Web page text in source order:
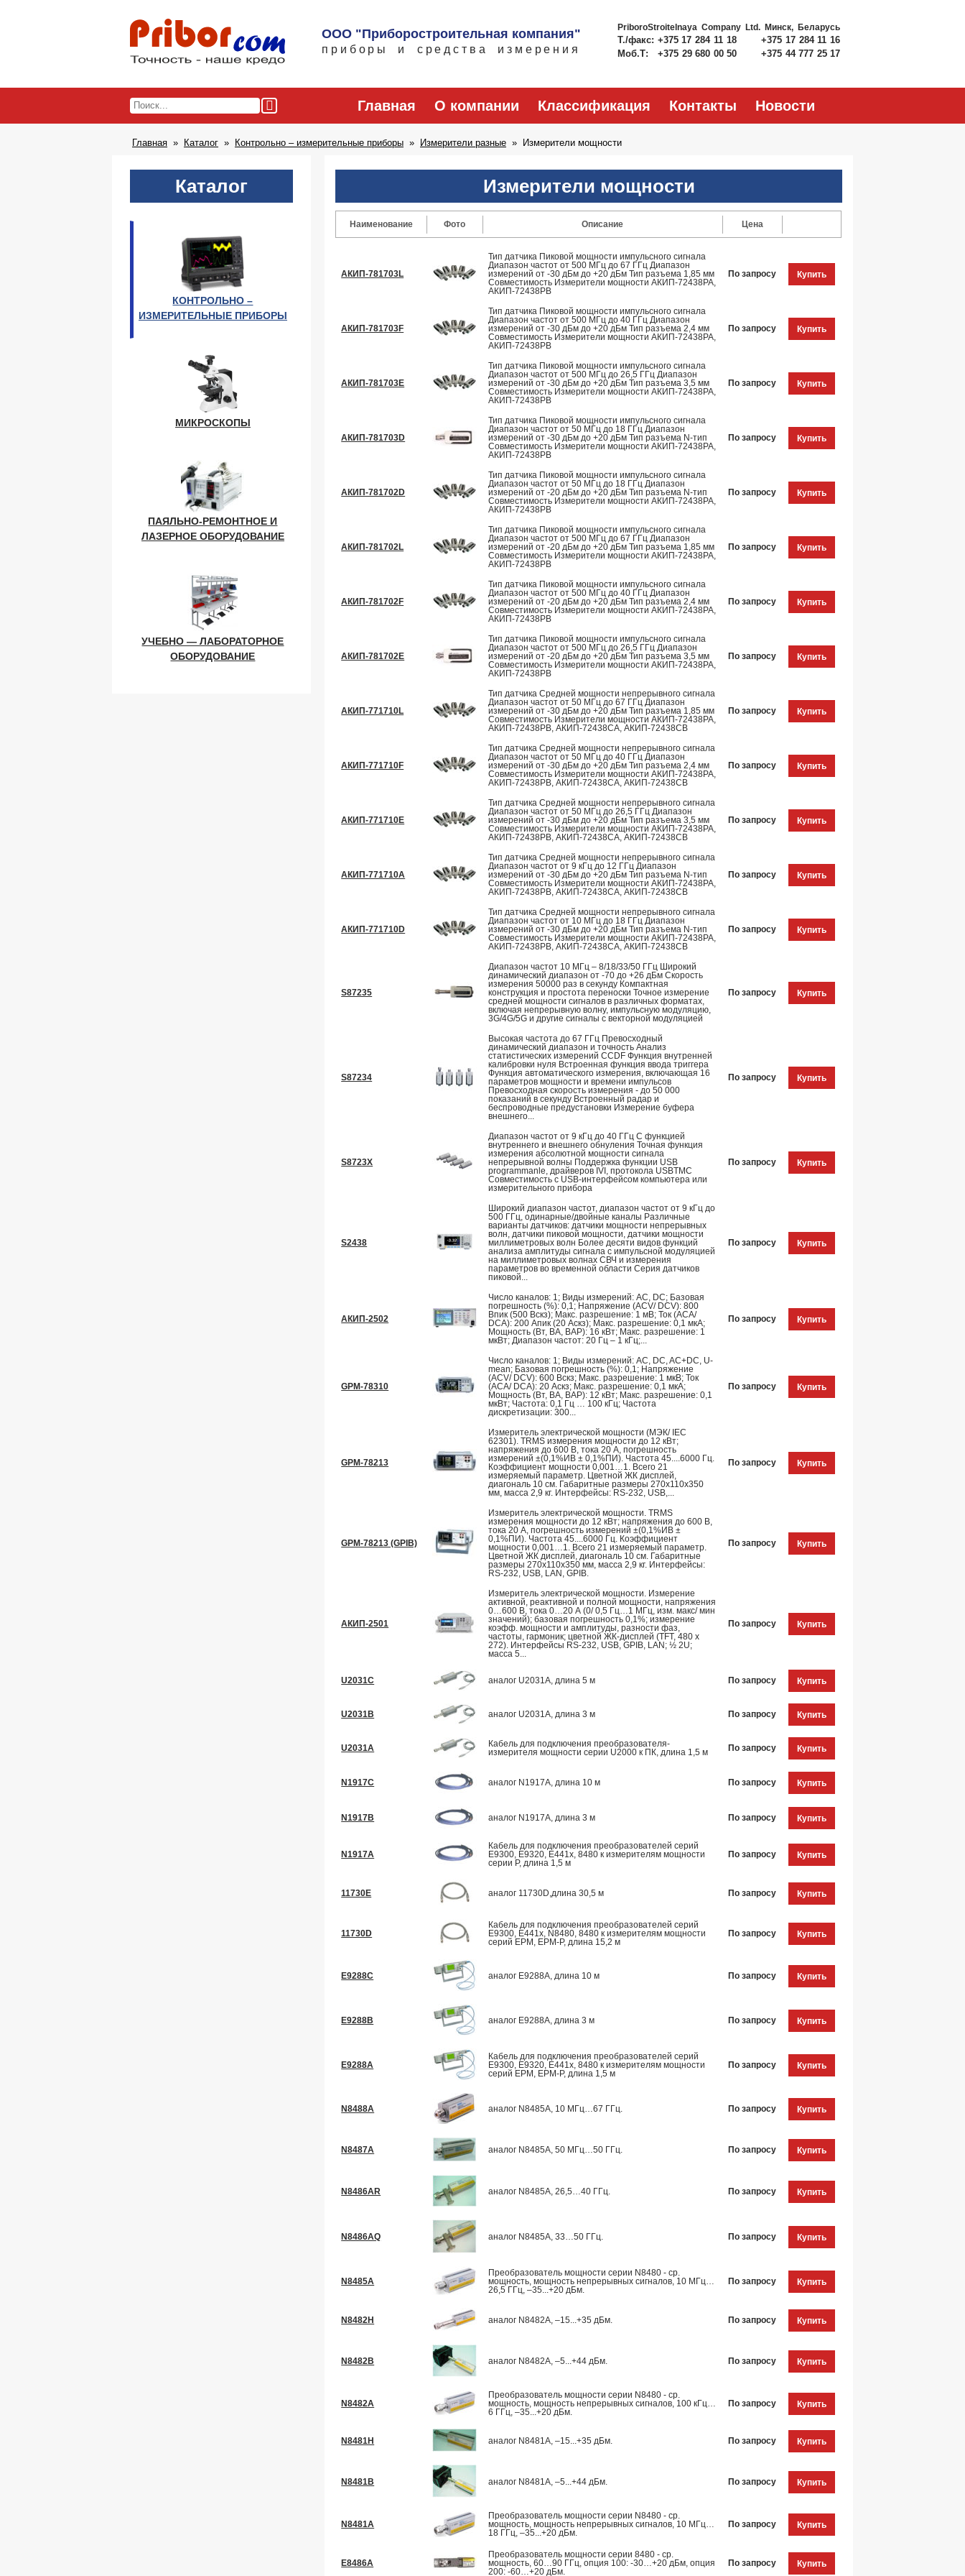
ООО "Приборостроительная компания"
приборы и средства измерения
PriboroStroitelnaya Company Ltd. Минск, Беларусь
Т./факс: +375 17 284 11 18
+375 17 284 11 16
Моб.Т:
+375 29 680 00 50 +375 44 777 25 17
Главная О компании Классификация Контакты Новости
Главная Каталог Контрольно – измерительные приборы Измерители разные Измерители мощности
Каталог
КОНТРОЛЬНО –
ИЗМЕРИТЕЛЬНЫЕ ПРИБОРЫ
МИКРОСКОПЫ
ПАЯЛЬНО-РЕМОНТНОЕ И
ЛАЗЕРНОЕ ОБОРУДОВАНИЕ
УЧЕБНО — ЛАБОРАТОРНОЕ
ОБОРУДОВАНИЕ
Измерители мощности
Наименование Фото Описание Цена
АКИП-781703L
Тип датчика Пиковой мощности импульсного сигнала
Диапазон частот от 500 МГц до 67 ГГц Диапазон
измерений от -30 дБм до +20 дБм Тип разъема 1,85 мм
Совместимость Измерители мощности АКИП-72438PA,
АКИП-72438PB
По запросу Купить
АКИП-781703F
Тип датчика Пиковой мощности импульсного сигнала
Диапазон частот от 500 МГц до 40 ГГц Диапазон
измерений от -30 дБм до +20 дБм Тип разъема 2,4 мм
Совместимость Измерители мощности АКИП-72438PA,
АКИП-72438PB
По запросу Купить
АКИП-781703E
Тип датчика Пиковой мощности импульсного сигнала
Диапазон частот от 500 МГц до 26,5 ГГц Диапазон
измерений от -30 дБм до +20 дБм Тип разъема 3,5 мм
Совместимость Измерители мощности АКИП-72438PA,
АКИП-72438PB
По запросу Купить
АКИП-781703D
Тип датчика Пиковой мощности импульсного сигнала
Диапазон частот от 50 МГц до 18 ГГц Диапазон
измерений от -30 дБм до +20 дБм Тип разъема N-тип
Совместимость Измерители мощности АКИП-72438PA,
АКИП-72438PB
По запросу Купить
АКИП-781702D
Тип датчика Пиковой мощности импульсного сигнала
Диапазон частот от 50 МГц до 18 ГГц Диапазон
измерений от -20 дБм до +20 дБм Тип разъема N-тип
Совместимость Измерители мощности АКИП-72438PA,
АКИП-72438PB
По запросу Купить
АКИП-781702L
Тип датчика Пиковой мощности импульсного сигнала
Диапазон частот от 500 МГц до 67 ГГц Диапазон
измерений от -20 дБм до +20 дБм Тип разъема 1,85 мм
Совместимость Измерители мощности АКИП-72438PA,
АКИП-72438PB
По запросу Купить
АКИП-781702F
Тип датчика Пиковой мощности импульсного сигнала
Диапазон частот от 500 МГц до 40 ГГц Диапазон
измерений от -20 дБм до +20 дБм Тип разъема 2,4 мм
Совместимость Измерители мощности АКИП-72438PA,
АКИП-72438PB
По запросу Купить
АКИП-781702E
Тип датчика Пиковой мощности импульсного сигнала
Диапазон частот от 500 МГц до 26,5 ГГц Диапазон
измерений от -20 дБм до +20 дБм Тип разъема 3,5 мм
Совместимость Измерители мощности АКИП-72438PA,
АКИП-72438PB
По запросу Купить
АКИП-771710L
Тип датчика Средней мощности непрерывного сигнала
Диапазон частот от 50 МГц до 67 ГГц Диапазон
измерений от -30 дБм до +20 дБм Тип разъема 1,85 мм
Совместимость Измерители мощности АКИП-72438PA,
АКИП-72438PB, АКИП-72438CA, АКИП-72438CB
По запросу Купить
АКИП-771710F
Тип датчика Средней мощности непрерывного сигнала
Диапазон частот от 50 МГц до 40 ГГц Диапазон
измерений от -30 дБм до +20 дБм Тип разъема 2,4 мм
Совместимость Измерители мощности АКИП-72438PA,
АКИП-72438PB, АКИП-72438CA, АКИП-72438CB
По запросу Купить
АКИП-771710E
Тип датчика Средней мощности непрерывного сигнала
Диапазон частот от 50 МГц до 26,5 ГГц Диапазон
измерений от -30 дБм до +20 дБм Тип разъема 3,5 мм
Совместимость Измерители мощности АКИП-72438PA,
АКИП-72438PB, АКИП-72438CA, АКИП-72438CB
По запросу Купить
АКИП-771710A
Тип датчика Средней мощности непрерывного сигнала
Диапазон частот от 9 кГц до 12 ГГц Диапазон
измерений от -30 дБм до +20 дБм Тип разъема N-тип
Совместимость Измерители мощности АКИП-72438PA,
АКИП-72438PB, АКИП-72438CA, АКИП-72438CB
По запросу Купить
АКИП-771710D
Тип датчика Средней мощности непрерывного сигнала
Диапазон частот от 10 МГц до 18 ГГц Диапазон
измерений от -30 дБм до +20 дБм Тип разъема N-тип
Совместимость Измерители мощности АКИП-72438PA,
АКИП-72438PB, АКИП-72438CA, АКИП-72438CB
По запросу Купить
S87235
Диапазон частот 10 МГц – 8/18/33/50 ГГц Широкий
динамический диапазон от -70 до +26 дБм Скорость
измерения 50000 раз в секунду Компактная
конструкция и простота переноски Точное измерение
средней мощности сигналов в различных форматах,
включая непрерывную волну, импульсную модуляцию,
3G/4G/5G и другие сигналы с векторной модуляцией
По запросу Купить
S87234
Высокая частота до 67 ГГц Превосходный
динамический диапазон и точность Анализ
статистических измерений CCDF Функция внутренней
калибровки нуля Встроенная функция ввода триггера
Функция автоматического измерения, включающая 16
параметров мощности и времени импульсов
Превосходная скорость измерения - до 50 000
показаний в секунду Встроенный радар и
беспроводные предустановки Измерение буфера
внешнего...
По запросу Купить
S8723X
Диапазон частот от 9 кГц до 40 ГГц С функцией
внутреннего и внешнего обнуления Точная функция
измерения абсолютной мощности сигнала
непрерывной волны Поддержка функции USB
programmanle, драйверов IVI, протокола USBTMC
Совместимость с USB-интерфейсом компьютера или
измерительного прибора
По запросу Купить
S2438
Широкий диапазон частот, диапазон частот от 9 кГц до
500 ГГц, одинарные/двойные каналы Различные
варианты датчиков: датчики мощности непрерывных
волн, датчики пиковой мощности, датчики мощности
миллиметровых волн Более десяти видов функций
анализа амплитуды сигнала с импульсной модуляцией
на миллиметровых волнах СВЧ и измерения
параметров во временной области Серия датчиков
пиковой...
По запросу Купить
АКИП-2502
Число каналов: 1; Виды измерений: AC, DC; Базовая
погрешность (%): 0,1; Напряжение (ACV/ DCV): 800
Впик (500 Вскз); Макс. разрешение: 1 мВ; Ток (ACA/
DCA): 200 Апик (20 Аскз); Макс. разрешение: 0,1 мкА;
Мощность (Вт, ВА, ВАР): 16 кВт; Макс. разрешение: 1
мкВт; Диапазон частот: 20 Гц – 1 кГц;...
По запросу Купить
GPM-78310
Число каналов: 1; Виды измерений: AC, DC, AC+DC, U-
mean; Базовая погрешность (%): 0,1; Напряжение
(ACV/ DCV): 600 Вскз; Макс. разрешение: 1 мкВ; Ток
(ACA/ DCA): 20 Аскз; Макс. разрешение: 0,1 мкА;
Мощность (Вт, ВА, ВАР): 12 кВт; Макс. разрешение: 0,1
мкВт; Частота: 0,1 Гц … 100 кГц; Частота
дискретизации: 300...
По запросу Купить
GPM-78213
Измеритель электрической мощности (МЭК/ IEC
62301). TRMS измерения мощности до 12 кВт;
напряжения до 600 В, тока 20 А, погрешность
измерений ±(0,1%ИВ ± 0,1%ПИ). Частота 45....6000 Гц.
Коэффициент мощности 0,001…1. Всего 21
измеряемый параметр. Цветной ЖК дисплей,
диагональ 10 см. Габаритные размеры 270х110х350
мм, масса 2,9 кг. Интерфейсы: RS-232, USB,...
По запросу Купить
GPM-78213 (GPIB)
Измеритель электрической мощности. TRMS
измерения мощности до 12 кВт; напряжения до 600 В,
тока 20 А, погрешность измерений ±(0,1%ИВ ±
0,1%ПИ). Частота 45....6000 Гц. Коэффициент
мощности 0,001…1. Всего 21 измеряемый параметр.
Цветной ЖК дисплей, диагональ 10 см. Габаритные
размеры 270х110х350 мм, масса 2,9 кг. Интерфейсы:
RS-232, USB, LAN, GPIB.
По запросу Купить
АКИП-2501
Измеритель электрической мощности. Измерение
активной, реактивной и полной мощности, напряжения
0…600 В, тока 0…20 А (0/ 0,5 Гц…1 МГц, изм. макс/ мин
значений); базовая погрешность 0,1%; измерение
коэфф. мощности и амплитуды, разности фаз,
частоты, гармоник; цветной ЖК-дисплей (TFT, 480 х
272). Интерфейсы RS-232, USB, GPIB, LAN; ½ 2U;
масса 5...
По запросу Купить
U2031C аналог U2031A, длина 5 м По запросу Купить
U2031B аналог U2031A, длина 3 м По запросу Купить
U2031A
Кабель для подключения преобразователя-
измерителя мощности серии U2000 к ПК, длина 1,5 м
По запросу Купить
N1917C аналог N1917A, длина 10 м По запросу Купить
N1917B аналог N1917A, длина 3 м По запросу Купить
N1917A
Кабель для подключения преобразователей серий
Е9300, Е9320, Е441х, 8480 к измерителям мощности
серии P, длина 1,5 м
По запросу Купить
11730E аналог 11730D,длина 30,5 м По запросу Купить
11730D
Кабель для подключения преобразователей серий
Е9300, Е441х, N8480, 8480 к измерителям мощности
серий EPM, EPM-P, длина 15,2 м
По запросу Купить
E9288C аналог E9288A, длина 10 м По запросу Купить
E9288B аналог E9288A, длина 3 м По запросу Купить
E9288A
Кабель для подключения преобразователей серий
Е9300, Е9320, Е441х, 8480 к измерителям мощности
серий EPM, EPM-P, длина 1,5 м
По запросу Купить
N8488A аналог N8485A, 10 МГц…67 ГГц. По запросу Купить
N8487A аналог N8485A, 50 МГц…50 ГГц. По запросу Купить
N8486AR аналог N8485A, 26,5…40 ГГц. По запросу Купить
N8486AQ аналог N8485A, 33…50 ГГц. По запросу Купить
N8485A
Преобразователь мощности серии N8480 - ср.
мощность, мощность непрерывных сигналов, 10 МГц…
26,5 ГГц, –35...+20 дБм.
По запросу Купить
N8482H аналог N8482A, –15...+35 дБм. По запросу Купить
N8482B аналог N8482A, –5...+44 дБм. По запросу Купить
N8482A
Преобразователь мощности серии N8480 - ср.
мощность, мощность непрерывных сигналов, 100 кГц…
6 ГГц, –35...+20 дБм.
По запросу Купить
N8481H аналог N8481A, –15...+35 дБм. По запросу Купить
N8481B аналог N8481A, –5...+44 дБм. По запросу Купить
N8481A
Преобразователь мощности серии N8480 - ср.
мощность, мощность непрерывных сигналов, 10 МГц…
18 ГГц, –35...+20 дБм.
По запросу Купить
E8486A
Преобразователь мощности серии 8480 - ср.
мощность, 60…90 ГГц, опция 100: -30…+20 дБм, опция
200: -60…+20 дБм.
По запросу Купить